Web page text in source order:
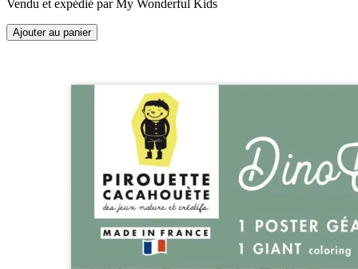
Vendu et expédié par My Wonderful Kids
Ajouter au panier